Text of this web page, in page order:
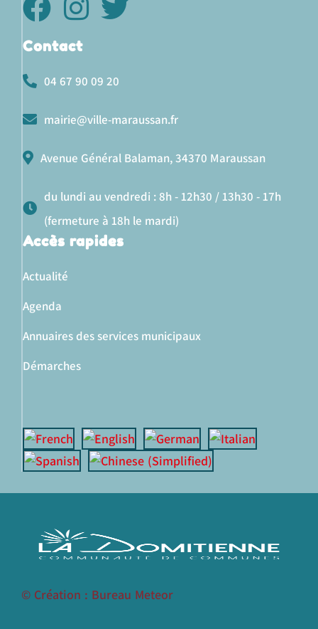
Contact
04 67 90 09 20
mairie@ville-maraussan.fr
Avenue Général Balaman, 34370 Maraussan
du lundi au vendredi : 8h - 12h30 / 13h30 - 17h
(fermeture à 18h le mardi)
Accès rapides
Actualité
Agenda
Annuaires des services municipaux
Démarches
© Création : Bureau Meteor